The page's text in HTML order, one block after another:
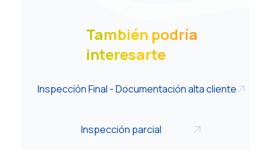
También podría
interesarte
Inspección Final - Documentación alta cliente
Inspección parcial